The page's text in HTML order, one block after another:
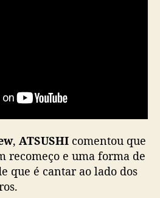
L
O
R
, ATSUSHI comentou que
recomeço e uma forma de
que é cantar ao lado dos